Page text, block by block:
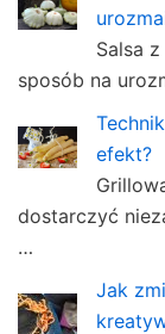
Salsa
sposób na
efekt?
dostarczyć
…
Jak